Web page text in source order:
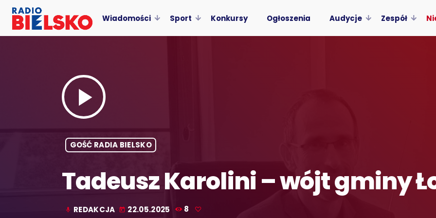
Wiadomości Sport Konkursy Ogłoszenia Audycje Zespół
play_arrow
GOŚĆ RADIA BIELSKO
Tadeusz Karolini – wójt gminy
mic REDAKCJA today 22.05.2025 8